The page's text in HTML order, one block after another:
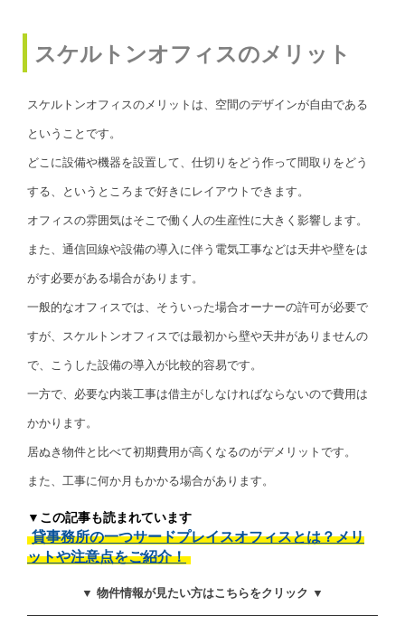
スケルトンオフィスのメリット
スケルトンオフィスのメリットは、空間のデザインが自由である
ということです。
どこに設備や機器を設置して、仕切りをどう作って間取りをどう
する、というところまで好きにレイアウトできます。
オフィスの雰囲気はそこで働く人の生産性に大きく影響します。
また、通信回線や設備の導入に伴う電気工事などは天井や壁をは
がす必要がある場合があります。
一般的なオフィスでは、そういった場合オーナーの許可が必要で
すが、スケルトンオフィスでは最初から壁や天井がありませんの
で、こうした設備の導入が比較的容易です。
一方で、必要な内装工事は借主がしなければならないので費用は
かかります。
居ぬき物件と比べて初期費用が高くなるのがデメリットです。
また、工事に何か月もかかる場合があります。
▼この記事も読まれています
貸事務所の一つサードプレイスオフィスとは？メリ
ットや注意点をご紹介！
▼ 物件情報が見たい方はこちらをクリック ▼